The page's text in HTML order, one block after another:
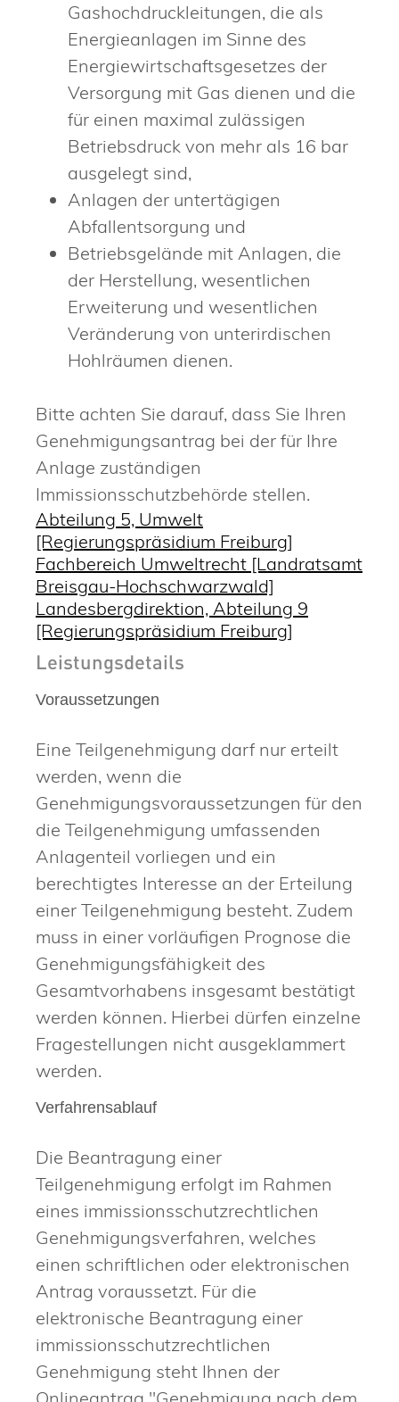
Gashochdruckleitungen, die als
Energieanlagen im Sinne des
Energiewirtschaftsgesetzes der
Versorgung mit Gas dienen und die
für einen maximal zulässigen
Betriebsdruck von mehr als 16 bar
ausgelegt sind,
Anlagen der untertägigen
Abfallentsorgung und
Betriebsgelände mit Anlagen, die
der Herstellung, wesentlichen
Erweiterung und wesentlichen
Veränderung von unterirdischen
Hohlräumen dienen.
Bitte achten Sie darauf, dass Sie Ihren
Genehmigungsantrag bei der für Ihre
Anlage zuständigen
Immissionsschutzbehörde stellen.
Abteilung 5, Umwelt
[Regierungspräsidium Freiburg]
Fachbereich Umweltrecht [Landratsamt
Breisgau-Hochschwarzwald]
Landesbergdirektion, Abteilung 9
[Regierungspräsidium Freiburg]
Leistungsdetails
Voraussetzungen
Eine Teilgenehmigung darf nur erteilt
werden, wenn die
Genehmigungsvoraussetzungen für den
die Teilgenehmigung umfassenden
Anlagenteil vorliegen und ein
berechtigtes Interesse an der Erteilung
einer Teilgenehmigung besteht. Zudem
muss in einer vorläufigen Prognose die
Genehmigungsfähigkeit des
Gesamtvorhabens insgesamt bestätigt
werden können. Hierbei dürfen einzelne
Fragestellungen nicht ausgeklammert
werden.
Verfahrensablauf
Die Beantragung einer
Teilgenehmigung erfolgt im Rahmen
eines immissionsschutzrechtlichen
Genehmigungsverfahren, welches
einen schriftlichen oder elektronischen
Antrag voraussetzt. Für die
elektronische Beantragung einer
immissionsschutzrechtlichen
Genehmigung steht Ihnen der